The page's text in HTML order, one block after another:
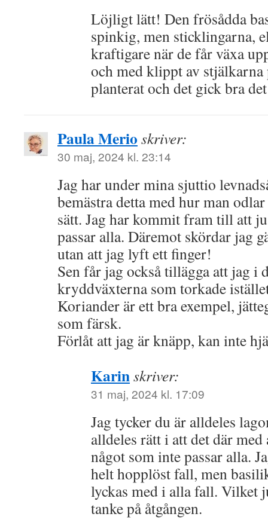
Löjligt lätt! Den frösådda
spinkig, men sticklingarna,
kraftigare när de får växa
och med klippt av
planterat och det gick bra
Paula Merio skriver:
30 maj, 2024 kl. 23:14
Jag har under mina sjuttio
bemästra detta med hur man
sätt. Jag har kommit fram till att
passar alla. Däremot skördar jag
utan att jag lyft ett finger!
Sen får jag också tillägga att jag i
kryddväxterna som torkade
Koriander är ett bra exempel,
som färsk.
Förlåt att jag är knäpp, kan inte
Karinskriver:
31 maj, 2024 kl. 17:09
Jag tycker du är alldeles
alldeles rätt i att det där
något som inte passar alla.
helt hopplöst fall, men
lyckas med i alla fall. Vilket
tanke på åtgången.